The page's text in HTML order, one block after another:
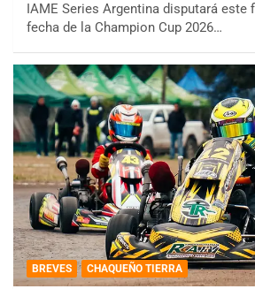
IAME Series Argentina disputará este
fecha de la Champion Cup 2026…
BREVES CHAQUEÑO TIERRA